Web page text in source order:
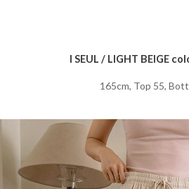
I SEUL / LIGHT BEIGE
165cm, Top 55,